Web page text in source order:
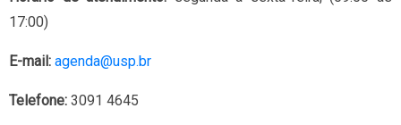
17:00)
E-mail: agenda@usp.br
Telefone: 3091 4645